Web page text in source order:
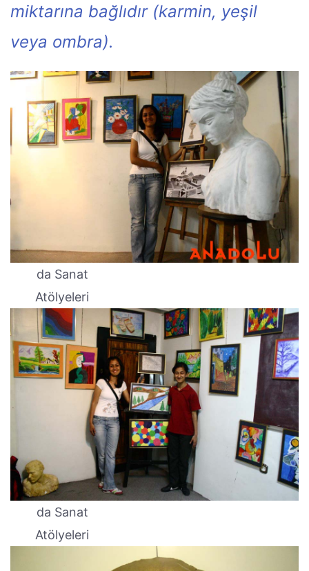
miktarına bağlıdır (karmin, yeşil
veya ombra).
da Sanat
Atölyeleri
da Sanat
Atölyeleri